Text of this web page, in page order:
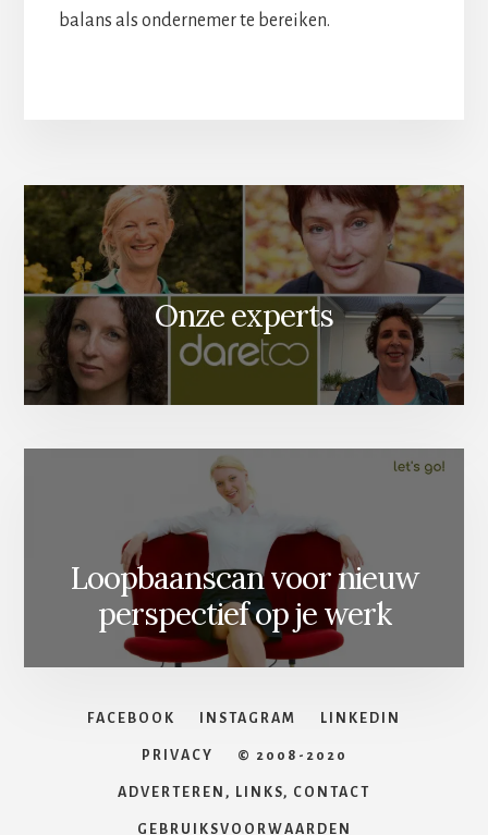
balans als ondernemer te bereiken.
Onze experts
Loopbaanscan voor nieuw
perspectief op je werk
FACEBOOK INSTAGRAM LINKEDIN
PRIVACY © 2008-2020
ADVERTEREN, LINKS, CONTACT
GEBRUIKSVOORWAARDEN